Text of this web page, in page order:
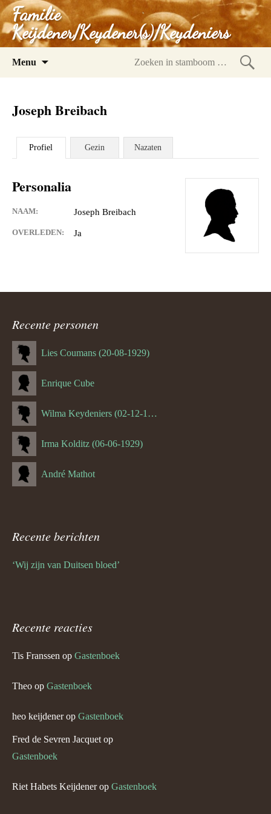
Familie
Keijdener/Keydener(s)/Keydeniers
Menu
Joseph Breibach
Profiel Gezin Nazaten
Personalia
NAAM: Joseph Breibach
OVERLEDEN: Ja
Recente personen
Lies Coumans (20-08-1929)
Enrique Cube
Wilma Keydeniers (02-12-1953)
Irma Kolditz (06-06-1929)
André Mathot
Recente berichten
‘Wij zijn van Duitsen bloed’
Recente reacties
Tis Franssen op Gastenboek
Theo op Gastenboek
heo keijdenerop Gastenboek
Fred de Sevren Jacquet op
Gastenboek
Riet Habets Keijdenerop Gastenboek